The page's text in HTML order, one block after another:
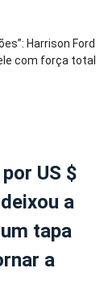
US $
a
tapa
a